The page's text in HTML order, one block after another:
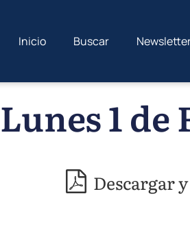
Inicio Buscar
1 de
Descargar